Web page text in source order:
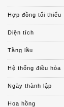
Hợp đồng tối thiểu
Diện tích
Tầng lầu
Hệ thống điều hòa
Ngày thành lập
Hoa hồng